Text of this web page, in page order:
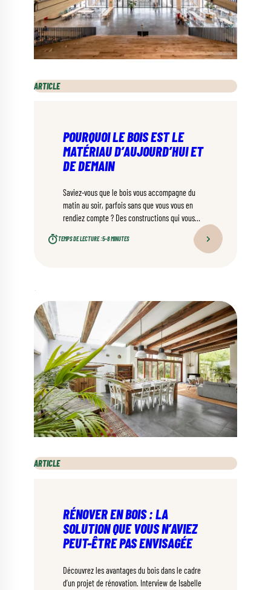
ARTICLE
POURQUOI LE BOIS EST LE
MATÉRIAU D’AUJOURD’HUI ET
DE DEMAIN
Saviez-vous que le bois vous accompagne du
matin au soir, parfois sans que vous vous en
rendiez compte ? Des constructions qui vous
entourent à votre mobilier, en passant par les
objets du quotidien, ce matériau naturel est
TEMPS DE LECTURE :5–8 MINUTES
ARTICLE
RÉNOVER EN BOIS : LA
SOLUTION QUE VOUS N’AVIEZ
PEUT-ÊTRE PAS ENVISAGÉE
Découvrez les avantages du bois dans le cadre
d’un projet de rénovation. Interview de Isabelle